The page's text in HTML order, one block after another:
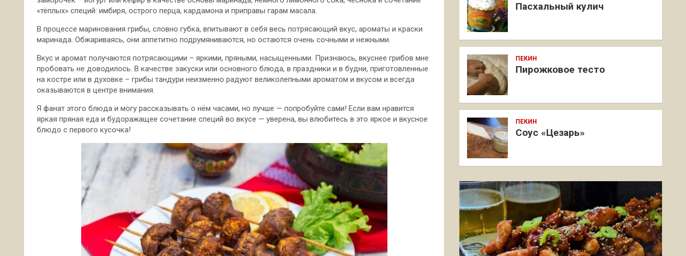
«тёплых» специй: имбиря, острого перца, кардамона и приправы гарам масала.
В процессе маринования грибы, словно губка, впитывают в себя весь потрясающий вкус, ароматы и краски
маринада. Обжариваясь, они аппетитно подрумяниваются, но остаются очень сочными и нежными.
Вкус и аромат получаются потрясающими – яркими, пряными, насыщенными. Признаюсь, вкуснее грибов мне
пробовать не доводилось. В качестве закуски или основного блюда, в праздники и в будни, приготовленные
на костре или в духовке – грибы тандури неизменно радуют великолепными ароматом и вкусом и всегда
оказываются в центре внимания.
Я фанат этого блюда и могу рассказывать о нём часами, но лучше — попробуйте сами! Если вам нравится
яркая пряная еда и будоражащее сочетание специй во вкусе — уверена, вы влюбитесь в это яркое и вкусное
блюдо с первого кусочка!
Пасхальный кулич
ПЕКИН
Пирожковое тесто
ПЕКИН
Соус «Цезарь»